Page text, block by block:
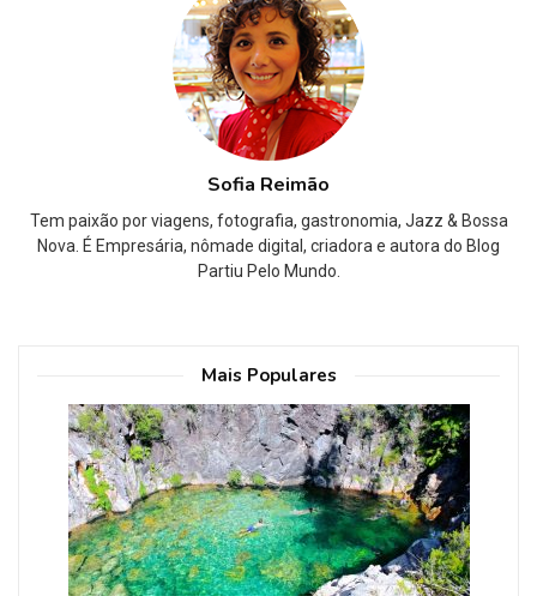
Sofia Reimão
Tem paixão por viagens, fotografia, gastronomia, Jazz & Bossa
Nova. É Empresária, nômade digital, criadora e autora do Blog
Partiu Pelo Mundo.
Mais Populares